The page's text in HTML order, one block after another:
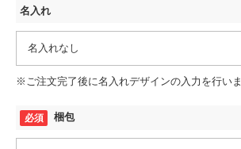
名入れ
※ご注文完了後に名入れデザインの入力を行い
梱包